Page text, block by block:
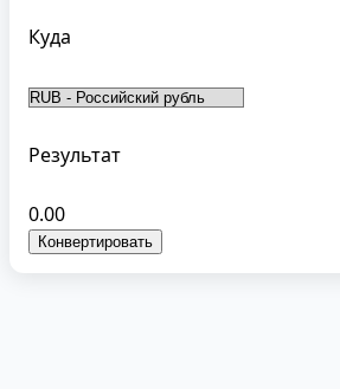
Куда
Результат
0.00
Конвертировать